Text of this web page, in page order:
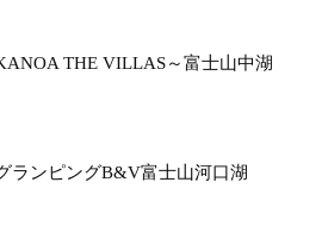
THE VILLAS～富士山中湖
ランピングB&V富士山河口湖